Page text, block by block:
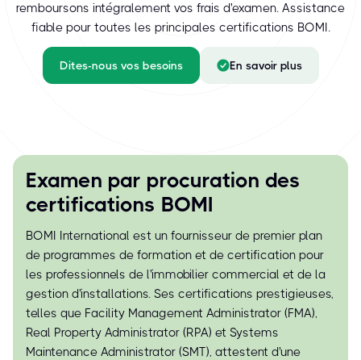
remboursons intégralement vos frais d'examen. Assistance
fiable pour toutes les principales certifications BOMI.
Dites-nous vos besoins En savoir plus
Examen par procuration des
certifications BOMI
BOMI International est un fournisseur de premier plan
de programmes de formation et de certification pour
les professionnels de l'immobilier commercial et de la
gestion d'installations. Ses certifications prestigieuses,
telles que Facility Management Administrator (FMA),
Real Property Administrator (RPA) et Systems
Maintenance Administrator (SMT), attestent d'une